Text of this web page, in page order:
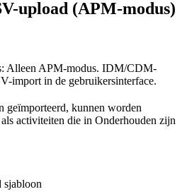
upload (APM-modus)
: Alleen APM-modus. IDM/CDM-
import in de gebruikersinterface.
kunnen worden
activiteiten die in Onderhouden zijn
sjabloon